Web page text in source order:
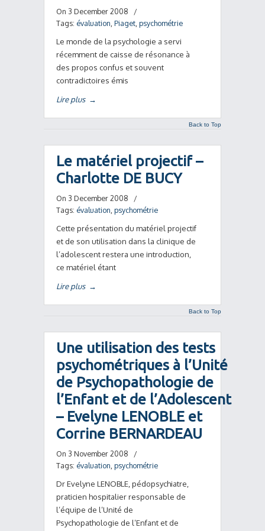
On 3 December 2008
/
Tags: évaluation Piaget psychométrie
Le monde de la psychologie a servi
récemment de caisse de résonance à
des propos confus et souvent
contradictoires émis
Lire plus →
Back to Top
Le matériel projectif –
Charlotte DE BUCY
On 3 December 2008
/
Tags: évaluation psychométrie
Cette présentation du matériel projectif
et de son utilisation dans la clinique de
l’adolescent restera une introduction,
ce matériel étant
Lire plus →
Back to Top
Une utilisation des tests
psychométriques à l’Unité
de Psychopathologie de
l’Enfant et de l’Adolescent
– Evelyne LENOBLE et
Corrine BERNARDEAU
On 3 November 2008
/
Tags: évaluation psychométrie
Dr Evelyne LENOBLE, pédopsychiatre,
praticien hospitalier responsable de
l’équipe de l’Unité de
Psychopathologie de l’Enfant et de